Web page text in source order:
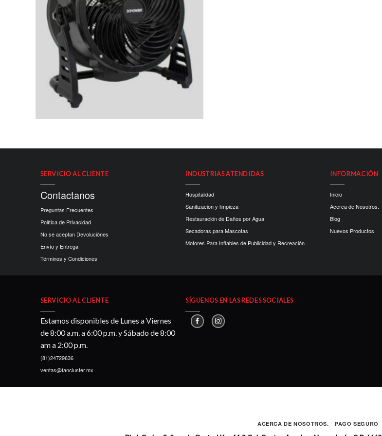
SERVICIO AL CLIENTE
Contactanos
Preguntas Frecuentes
Política de Privacidad
No se aceptan Devoluciónes
Envío y Entrega
Términos y Condiciones
INDUSTRIAS ATENDIDAS
Hospitalidad
Sanitizacion y limpieza
Restauración de Daños por Agua
Secadoras para Mascotas
Motores Para Inflables de Publicidad y Recreación
INFORMACIÓN
Inicio
Acerca de Nosotros.
Blog
Nuevos Productos
SERVICIO AL CLIENTE
Estamos disponibles de Lunes a Viernes
de 8:00 a.m. a 6:00 p.m. y Sábado de 8:00
am a 2:00 p.m.
(81)24729636
ventas@fancluster.mx
SÍGUENOS EN LAS REDES SOCIALES
ACERCA DE NOSOTROS. PAGO SEGURO